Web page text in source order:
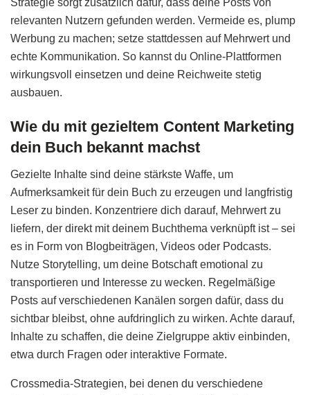
relevanten Nutzern gefunden werden. Vermeide es, plump
Werbung zu machen; setze stattdessen auf Mehrwert und
echte Kommunikation. So kannst du Online-Plattformen
wirkungsvoll einsetzen und deine Reichweite stetig
ausbauen.
Wie du mit gezieltem Content Marketing
dein Buch bekannt machst
Gezielte Inhalte sind deine stärkste Waffe, um
Aufmerksamkeit für dein Buch zu erzeugen und langfristig
Leser zu binden. Konzentriere dich darauf, Mehrwert zu
liefern, der direkt mit deinem Buchthema verknüpft ist – sei
es in Form von Blogbeiträgen, Videos oder Podcasts.
Nutze Storytelling, um deine Botschaft emotional zu
transportieren und Interesse zu wecken. Regelmäßige
Posts auf verschiedenen Kanälen sorgen dafür, dass du
sichtbar bleibst, ohne aufdringlich zu wirken. Achte darauf,
Inhalte zu schaffen, die deine Zielgruppe aktiv einbinden,
etwa durch Fragen oder interaktive Formate.
Crossmedia-Strategien, bei denen du verschiedene